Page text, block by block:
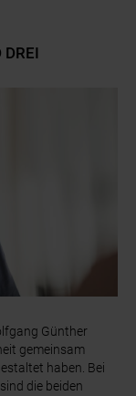
DREI
Günther
gemeinsam
haben. Bei
die beiden